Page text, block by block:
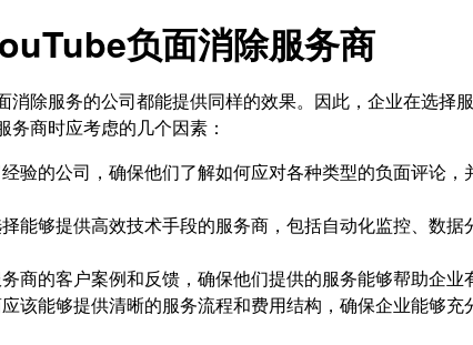
负面消除服务商
消除服务的公司都能提供同样的效果。因此，企业在选择
商时应考虑的几个因素：
验的公司，确保他们了解如何应对各种类型的负面评论，
能够提供高效技术手段的服务商，包括自动化监控、数据
商的客户案例和反馈，确保他们提供的服务能够帮助企业
该能够提供清晰的服务流程和费用结构，确保企业能够充